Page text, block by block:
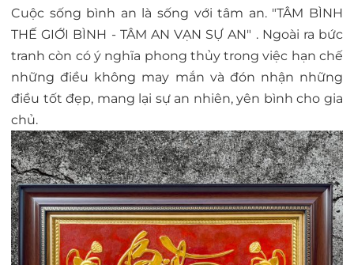
Cuộc sống bình an là sống với tâm an. "TÂM BÌNH
THẾ GIỚI BÌNH - TÂM AN VẠN SỰ AN" . Ngoài ra bức
tranh còn có ý nghĩa phong thủy trong việc hạn chế
những điều không may mắn và đón nhận những
điều tốt đẹp, mang lại sự an nhiên, yên bình cho gia
chủ.